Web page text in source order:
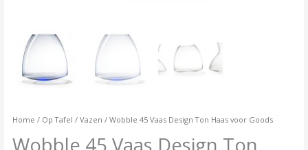
Home / Op Tafel /Vazen / Wobble 45 Vaas Design Ton Haas voor Goods
Wobble 45 Vaas Design Ton